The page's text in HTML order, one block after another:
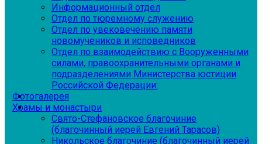
Информационный отдел
Отдел по тюремному служению
Отдел по увековечению памяти
новомучеников и исповедников
Отдел по взаимодействию с Вооруженными
силами, правоохранительными органами и
подразделениями Министерства юстиции
Российской Федерации:
Фотогалерея
Храмы и монастыри
Свято-Стефановское благочиние
(благочинный иерей Евгений Тарасов)
Никольское благочиние (благочинный иерей